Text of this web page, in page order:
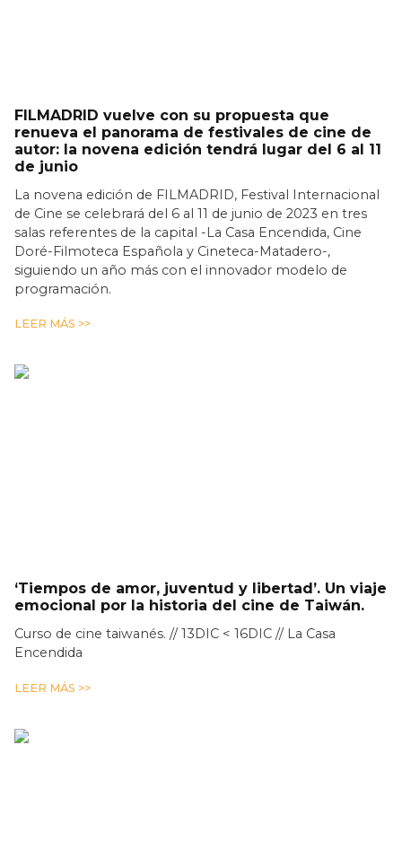
FILMADRID vuelve con su propuesta que
renueva el panorama de festivales de cine de
autor: la novena edición tendrá lugar del 6 al 11
de junio
La novena edición de FILMADRID, Festival Internacional
de Cine se celebrará del 6 al 11 de junio de 2023 en tres
salas referentes de la capital -La Casa Encendida, Cine
Doré-Filmoteca Española y Cineteca-Matadero-,
siguiendo un año más con el innovador modelo de
programación.
LEER MÁS >>
‘Tiempos de amor, juventud y libertad’. Un viaje
emocional por la historia del cine de Taiwán.
Curso de cine taiwanés. // 13DIC < 16DIC // La Casa
Encendida
LEER MÁS >>